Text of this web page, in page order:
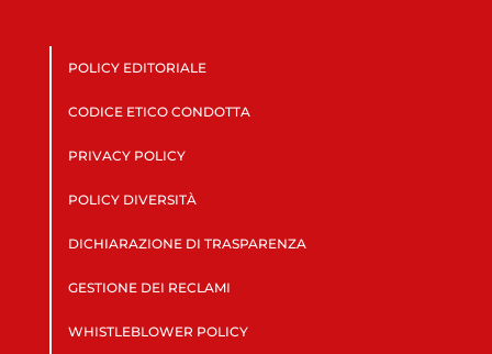
POLICY EDITORIALE
CODICE ETICO CONDOTTA
PRIVACY POLICY
POLICY DIVERSITÀ
DICHIARAZIONE DI TRASPARENZA
GESTIONE DEI RECLAMI
WHISTLEBLOWER POLICY